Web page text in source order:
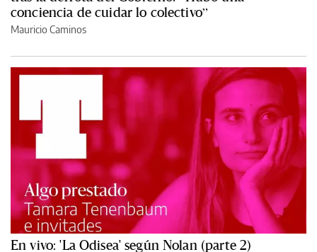
conciencia de cuidar lo colectivo”
Mauricio Caminos
En vivo: 'La Odisea' según Nolan (parte 2)